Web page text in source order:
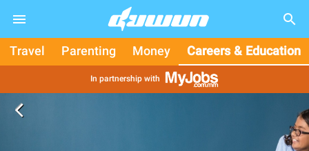
search
Travel Parenting Money Careers & Education
In partnership with
arrow_back_ios